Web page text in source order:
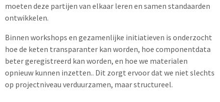
moeten deze partijen van elkaar leren en samen standaarden
ontwikkelen.
Binnen workshops en gezamenlijke initiatieven is onderzocht
hoe de keten transparanter kan worden, hoe componentdata
beter geregistreerd kan worden, en hoe we materialen
opnieuw kunnen inzetten.. Dit zorgt ervoor dat we niet slechts
op projectniveau verduurzamen, maar structureel.